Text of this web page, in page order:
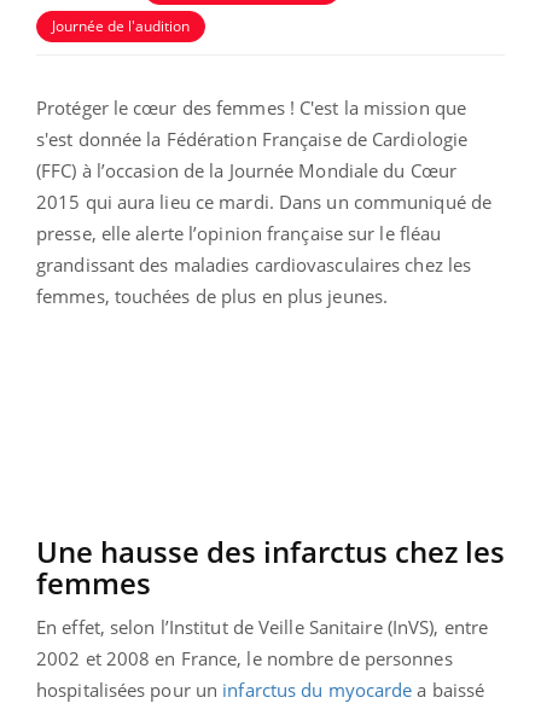
Journée de l'audition
Protéger le cœur des femmes ! C'est la mission que
s'est donnée la Fédération Française de Cardiologie
(FFC) à l’occasion de la Journée Mondiale du Cœur
2015 qui aura lieu ce mardi. Dans un communiqué de
presse, elle alerte l’opinion française sur le fléau
grandissant des maladies cardiovasculaires chez les
femmes, touchées de plus en plus jeunes.
Une hausse des infarctus chez les
femmes
En effet, selon l’Institut de Veille Sanitaire (InVS), entre
2002 et 2008 en France, le nombre de personnes
hospitalisées pour un infarctus du myocarde a baissé